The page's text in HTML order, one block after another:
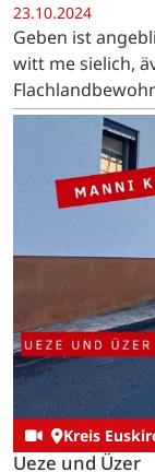
23.10.2024
Geben ist
witt me sielich,
Kreis
Ueze und Üzer